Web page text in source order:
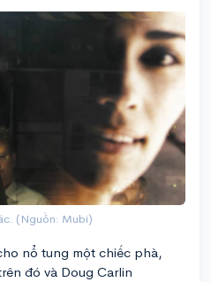
(Nguồn: Mubi)
nổ tung một chiếc phà,
đó và Doug Carlin